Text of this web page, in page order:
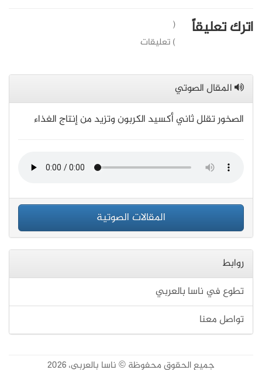
اترك تعليقاً
(
) تعليقات
المقال الصوتي
الصخور تقلل ثاني أكسيد الكربون وتزيد من إنتاج الغذاء
المقالات الصوتية
روابط
تطوع في ناسا بالعربي
تواصل معنا
جميع الحقوق محفوظة © ناسا بالعربي، 2026